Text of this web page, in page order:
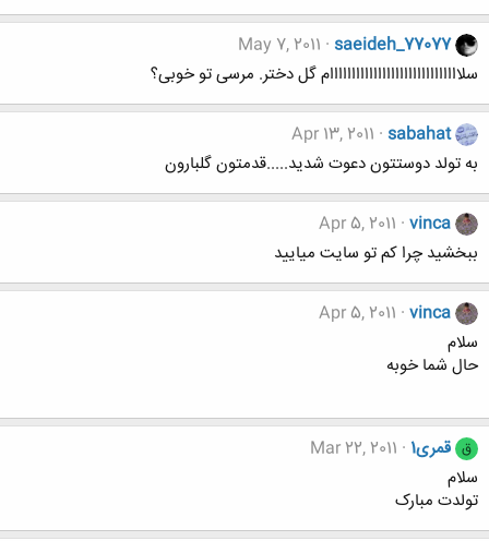
saeideh_77077
May 7, 2011
سلاااااااااااااااااااااااااااااام گل دختر. مرسی تو خوبی؟
sabahat
Apr 13, 2011
به تولد دوستتون دعوت شدید.....قدمتون گلبارون
vinca
Apr 5, 2011
ببخشید چرا کم تو سایت میایید
vinca
Apr 5, 2011
سلام
حال شما خوبه
ق قمری1
Mar 22, 2011
سلام
تولدت مبارک